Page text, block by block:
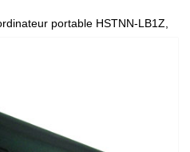
portable HSTNN-LB1Z,